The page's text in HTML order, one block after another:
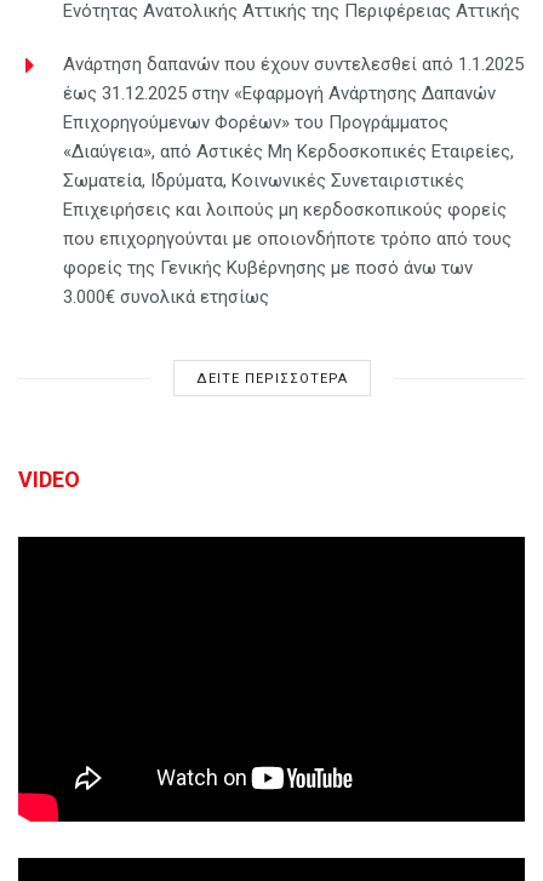
Ενότητας Ανατολικής Αττικής της Περιφέρειας Αττικής
Ανάρτηση δαπανών που έχουν συντελεσθεί από 1.1.2025
έως 31.12.2025 στην «Εφαρμογή Ανάρτησης Δαπανών
Επιχορηγούμενων Φορέων» του Προγράμματος
«Διαύγεια», από Αστικές Μη Κερδοσκοπικές Εταιρείες,
Σωματεία, Ιδρύματα, Κοινωνικές Συνεταιριστικές
Επιχειρήσεις και λοιπούς μη κερδοσκοπικούς φορείς
που επιχορηγούνται με οποιονδήποτε τρόπο από τους
φορείς της Γενικής Κυβέρνησης με ποσό άνω των
3.000€ συνολικά ετησίως
ΔΕΙΤΕ ΠΕΡΙΣΣΟΤΕΡΑ
VIDEO